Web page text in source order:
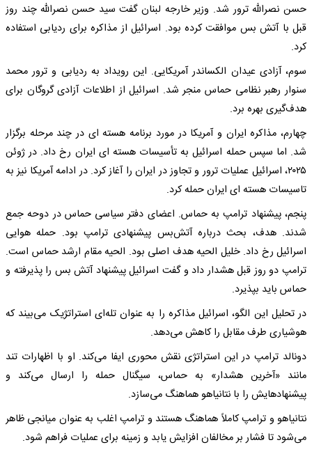
حسن نصرالله ترور شد. وزیر خارجه لبنان گفت سید حسن نصرالله چند روز
قبل با آتش بس موافقت کرده بود. اسرائیل از مذاکره برای ردیابی استفاده
کرد.
سوم، آزادی عیدان الکساندر آمریکایی. این رویداد به ردیابی و ترور محمد
سنوار رهبر نظامی حماس منجر شد. اسرائیل از اطلاعات آزادی گروگان برای
هدف‌گیری بهره برد.
چهارم، مذاکره ایران و آمریکا در مورد برنامه هسته ای در چند مرحله برگزار
شد. اما سپس حمله اسرائیل به تأسیسات هسته ای ایران رخ داد. در ژوئن
۲۰۲۵، اسرائیل عملیات ترور و تجاوز در ایران را آغاز کرد. در ادامه آمریکا نیز به
تاسیسات هسته ای ایران حمله کرد.
پنجم، پیشنهاد ترامپ به حماس. اعضای دفتر سیاسی حماس در دوحه جمع
شدند. هدف، بحث درباره آتش‌بس پیشنهادی ترامپ بود. حمله هوایی
اسرائیل رخ داد. خلیل الحیه هدف اصلی بود. الحیه مقام ارشد حماس است.
ترامپ دو روز قبل هشدار داد و گفت اسرائیل پیشنهاد آتش بس را پذیرفته و
حماس باید بپذیرد.
در تحلیل این الگو، اسرائیل مذاکره را به عنوان تله‌ای استراتژیک می‌بیند که
هوشیاری طرف مقابل را کاهش می‌دهد.
دونالد ترامپ در این استراتژی نقش محوری ایفا می‌کند. او با اظهارات تند
مانند «آخرین هشدار» به حماس، سیگنال حمله را ارسال می‌کند و
پیشنهادهایش را با نتانیاهو هماهنگ می‌سازد.
نتانیاهو و ترامپ کاملاً هماهنگ هستند و ترامپ اغلب به عنوان میانجی ظاهر
می‌شود تا فشار بر مخالفان افزایش یابد و زمینه برای عملیات فراهم شود.